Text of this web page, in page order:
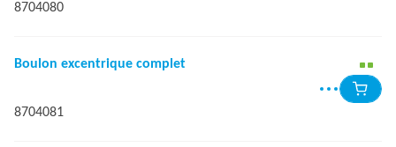
8704080
Boulon excentrique complet
8704081